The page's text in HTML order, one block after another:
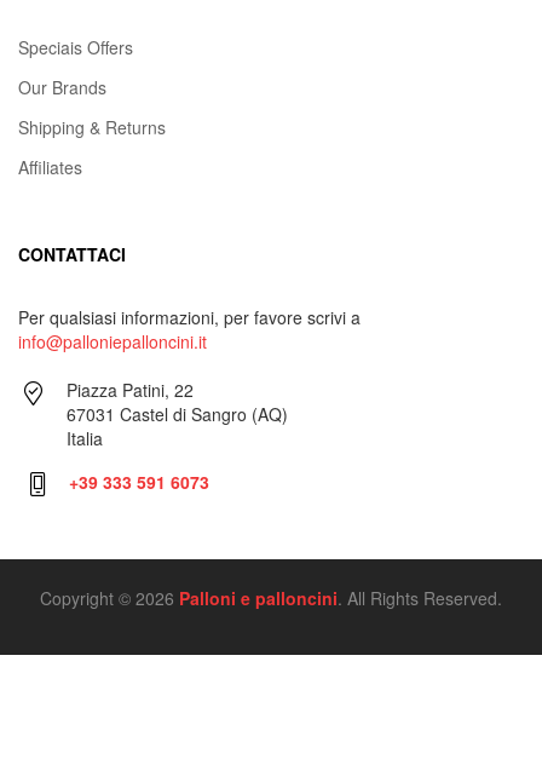
Speciais Offers
Our Brands
Shipping & Returns
Affiliates
CONTATTACI
Per qualsiasi informazioni, per favore scrivi a
info@palloniepalloncini.it
Piazza Patini, 22
67031 Castel di Sangro (AQ)
Italia
+39 333 591 6073
Copyright © 2026 Palloni e palloncini. All Rights Reserved.